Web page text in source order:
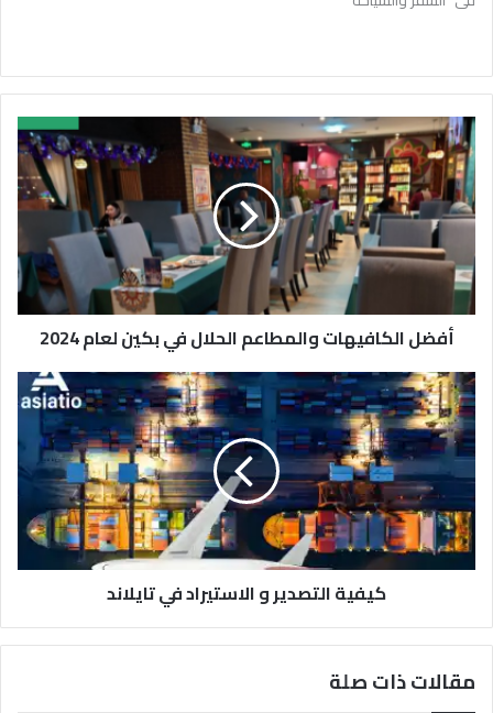
أفضل الكافيهات والمطاعم الحلال في بكين لعام 2024
كيفية التصدير و الاستيراد في تايلاند
مقالات ذات صلة